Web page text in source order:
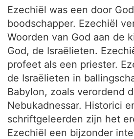
Ezechiël was een door
boodschapper. Ezechiël
Woorden van God aan de
God, de Israëlieten.
profeet als een priester.
de Israëlieten in
Babylon, zoals verordend
Nebukadnessar. Historici
schriftgeleerden zijn het
Ezechiël een bijzonder